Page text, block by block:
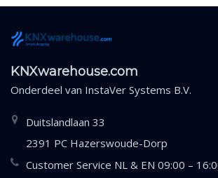
KNXwarehouse.com
Onderdeel van InstaVer Systems B.V.
Duitslandlaan 33
2391 PC Hazerswoude-Dorp
Customer Service NL & EN 09:00 –